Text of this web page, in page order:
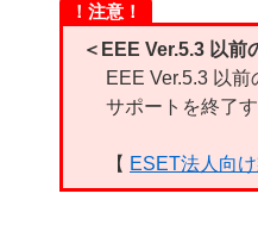
！注意！
＜EEE Ver.5.3 以前
EEE Ver.5.3 以
サポートを終了
【 ESET法人向